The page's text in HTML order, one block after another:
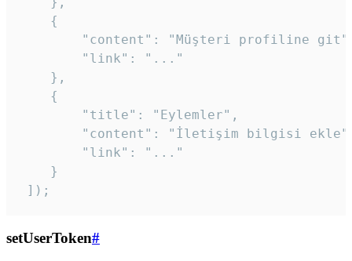
    {
"content": "Müşteri profiline
        "link": "..."
    },
    {
        "title": "Eylemler",
"content": "İletişim bilgisi
        "link": "..."
    }
]);
setUserToken#